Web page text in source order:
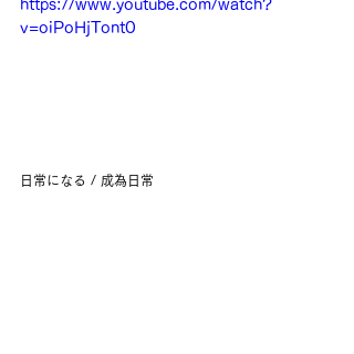
https://www.youtube.com/watch?
v=oiPoHjTont0
日常になる / 成為日常